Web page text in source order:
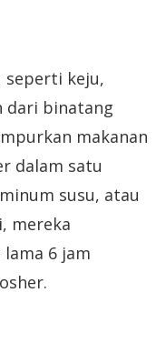
seperti keju,
dari binatang
makanan
dalam satu
susu, atau
mereka
6 jam